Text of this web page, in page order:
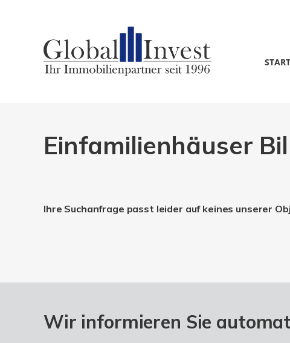
START
Einfamilienhäuser
Ihre Suchanfrage passt leider auf keines unserer
Wir informieren Sie